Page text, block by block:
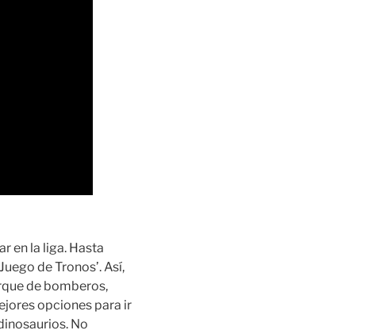
en la liga. Hasta
de Tronos’. Así,
de bomberos,
opciones para ir
No